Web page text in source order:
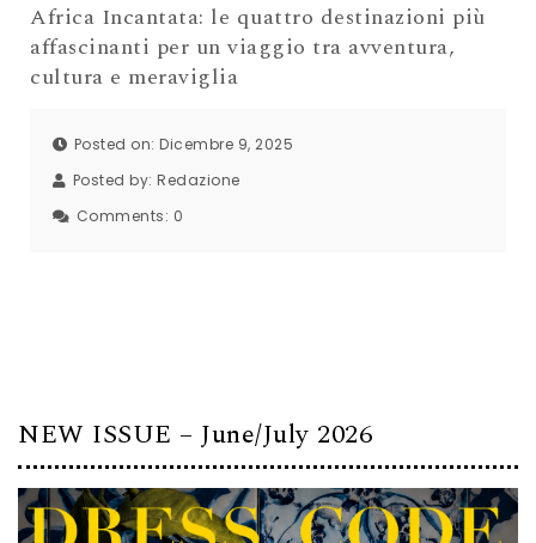
Africa Incantata: le quattro destinazioni più
affascinanti per un viaggio tra avventura,
cultura e meraviglia
Posted on: Dicembre 9, 2025
Posted by: Redazione
Comments: 0
NEW ISSUE – June/July 2026